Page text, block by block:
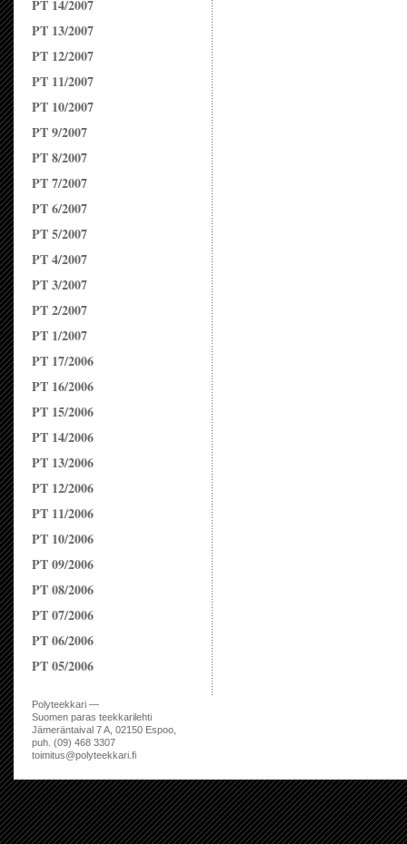
PT 14/2007
PT 13/2007
PT 12/2007
PT 11/2007
PT 10/2007
PT 9/2007
PT 8/2007
PT 7/2007
PT 6/2007
PT 5/2007
PT 4/2007
PT 3/2007
PT 2/2007
PT 1/2007
PT 17/2006
PT 16/2006
PT 15/2006
PT 14/2006
PT 13/2006
PT 12/2006
PT 11/2006
PT 10/2006
PT 09/2006
PT 08/2006
PT 07/2006
PT 06/2006
PT 05/2006
Polyteekkari —
Suomen paras teekkarilehti
Jämeräntaival 7 A, 02150 Espoo,
puh. (09) 468 3307
toimitus@polyteekkari.fi